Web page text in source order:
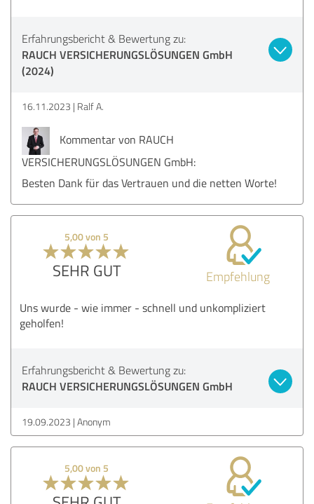
Erfahrungsbericht & Bewertung zu:
RAUCH VERSICHERUNGSLÖSUNGEN GmbH
(2024)
16.11.2023 Ralf A.
Kommentar von RAUCH
VERSICHERUNGSLÖSUNGEN GmbH:
Besten Dank für das Vertrauen und die netten Worte!
5,00 von 5
SEHR GUT Empfehlung
Uns wurde - wie immer - schnell und unkompliziert
geholfen!
Erfahrungsbericht & Bewertung zu:
RAUCH VERSICHERUNGSLÖSUNGEN GmbH
19.09.2023 Anonym
5,00 von 5